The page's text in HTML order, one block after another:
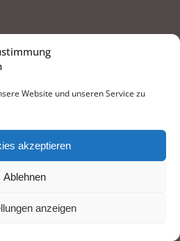
Website und unseren Service zu
akzeptieren
Ablehnen
anzeigen